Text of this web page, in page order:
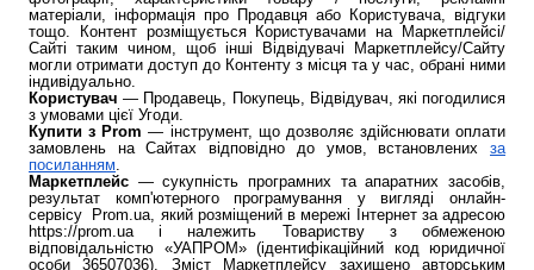
матеріали, інформація про Продавця або Користувача, відгуки
тощо. Контент розміщується Користувачами на Маркетплейсі/
Сайті таким чином, щоб інші Відвідувачі Маркетплейсу/Сайту
могли отримати доступ до Контенту з місця та у час, обрані ними
індивідуально.
Користувач — Продавець, Покупець, Відвідувач, які погодилися
з умовами цієї Угоди.
Купити з Prom — інструмент, що дозволяє здійснювати оплати
замовлень на Сайтах відповідно до умов, встановлених за
посиланням.
Маркетплейс — сукупність програмних та апаратних засобів,
результат комп'ютерного програмування у вигляді онлайн-
сервісу Prom.ua, який розміщений в мережі Інтернет за адресою
https://prom.ua і належить Товариству з обмеженою
відповідальністю «УАПРОМ» (ідентифікаційний код юридичної
особи 36507036). Зміст Маркетплейсу захищено авторським